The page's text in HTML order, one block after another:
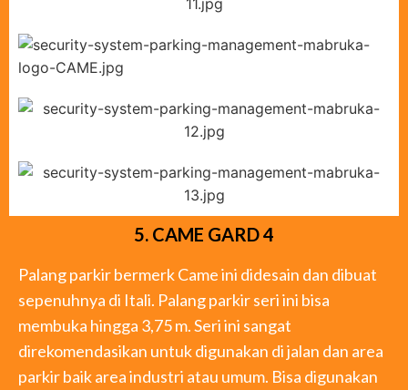
5. CAME GARD 4
Palang parkir bermerk Came ini didesain dan dibuat
sepenuhnya di Itali. Palang parkir seri ini bisa
membuka hingga 3,75 m. Seri ini sangat
direkomendasikan untuk digunakan di jalan dan area
parkir baik area industri atau umum. Bisa digunakan